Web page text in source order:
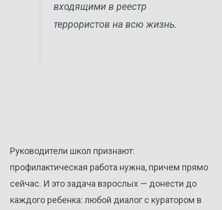
входящими в реестр
террористов на всю жизнь.
Руководители школ признают:
профилактическая работа нужна, причем прямо
сейчас. И это задача взрослых — донести до
каждого ребенка: любой диалог с куратором в